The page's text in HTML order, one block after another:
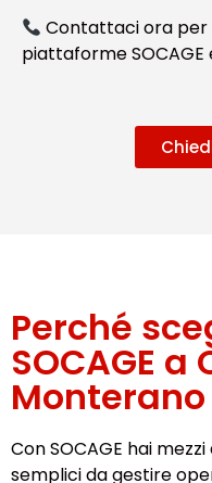
Contattaci ora per
piattaforme
Perché
SOCAGE a
Monterano
Con SOCAGE hai
semplici da gestire